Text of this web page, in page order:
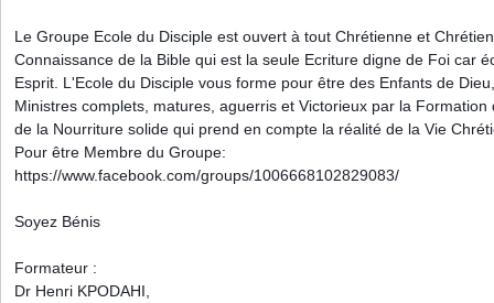
Le Groupe Ecole du Disciple est ouvert à tout Chrétienne et
Connaissance de la Bible qui est la seule Ecriture digne de Foi car
Esprit. L'Ecole du Disciple vous forme pour être des Enfants de
Ministres complets, matures, aguerris et Victorieux par la
de la Nourriture solide qui prend en compte la réalité de la Vie
Pour être Membre du Groupe:
https://www.facebook.com/groups/1006668102829083/
Soyez Bénis
Formateur :
Dr Henri KPODAHI,